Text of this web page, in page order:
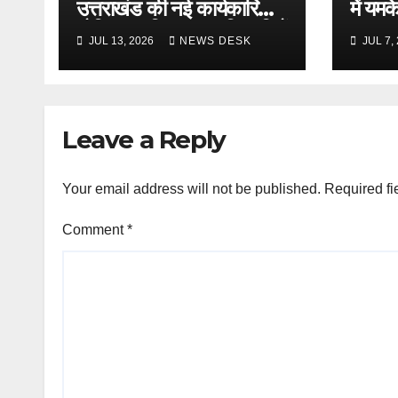
उत्तराखंड की नई कार्यकारिणी
घोषित, नवनियुक्त पदाधिकारियों
का हुआ सम्मान
JUL 13, 2026 NEWS DESK
में
‘जन-
के JUL 7,
Leave a Reply
Your email address will not be published. Required
Comment*